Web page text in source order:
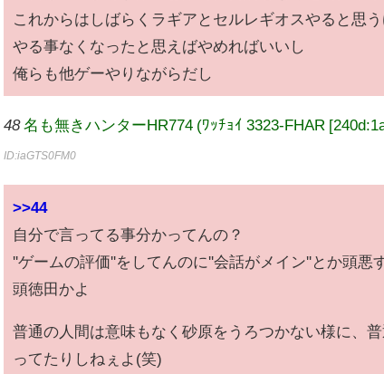
これからはしばらくラギアとセルレギオスやると思
やる事なくなったと思えばやめればいいし
俺らも他ゲーやりながらだし
48 名も無きハンターHR774 (ﾜｯﾁｮｲ 3323-FHAR
ID:iaGTS0FM0
>>44
自分で言ってる事分かってんの？
''ゲームの評価''をしてんのに''会話がメイン''とか頭悪
頭徳田かよ
普通の人間は意味もなく砂原をうろつかない様に、
ってたりしねぇよ(笑)